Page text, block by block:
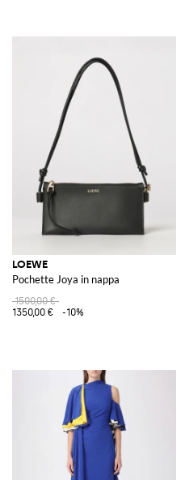
LOEWE
Pochette Joya in nappa
1500,00 €
1350,00 €
-10%